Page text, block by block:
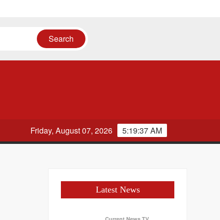
5:19:37 AM
Friday, August 07, 2026
Latest News